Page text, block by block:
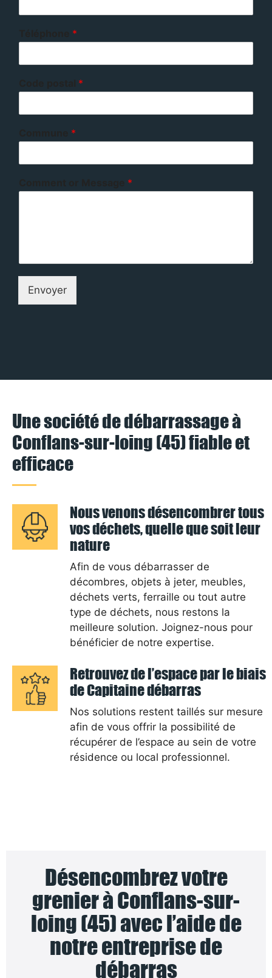
*
*
*
*
Envoyer
Une société de débarrassage à
Conflans-sur-loing (45) fiable et
efficace
Nous venons désencombrer tous
vos déchets, quelle que soit leur
nature
Afin de vous débarrasser de
décombres, objets à jeter, meubles,
déchets verts, ferraille ou tout autre
type de déchets, nous restons la
meilleure solution. Joignez-nous pour
bénéficier de notre expertise.
Retrouvez de l’espace par le biais
de Capitaine débarras
Nos solutions restent taillés sur mesure
afin de vous offrir la possibilité de
récupérer de l’espace au sein de votre
résidence ou local professionnel.
Désencombrez votre
grenier à Conflans-sur-
loing (45) avec l’aide de
notre entreprise de
débarras